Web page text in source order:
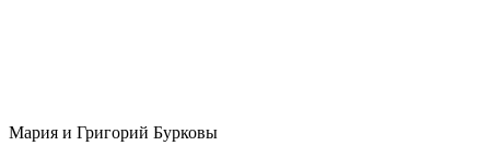
Мария и Григорий Бурковы